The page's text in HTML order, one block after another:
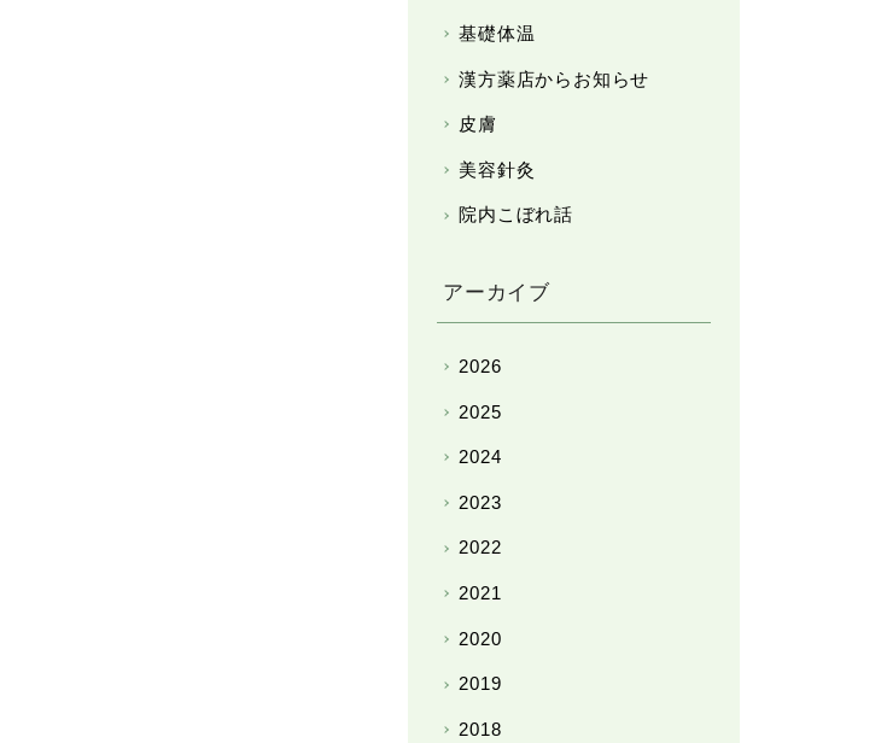
基礎体温
漢方薬店からお知らせ
皮膚
美容針灸
院内こぼれ話
アーカイブ
2026
2025
2024
2023
2022
2021
2020
2019
2018